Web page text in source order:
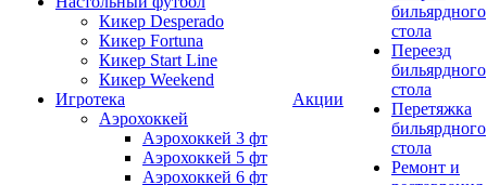
Кикер Desperado
Кикер Fortuna
Кикер Start Line
Кикер Weekend
Игротека
Аэрохоккей
Аэрохоккей 3 фт
Аэрохоккей 5 фт
Аэрохоккей 6 фт
Акции
бильярдного
стола
Переезд
бильярдного
стола
Перетяжка
бильярдного
стола
Ремонт и